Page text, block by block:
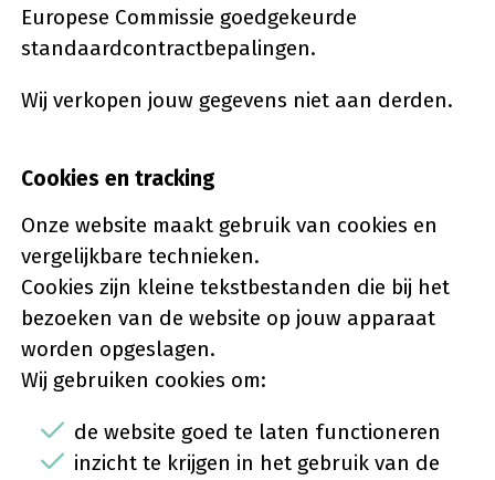
Europese Commissie goedgekeurde
standaardcontractbepalingen.
Wij verkopen jouw gegevens niet aan derden.
Cookies en tracking
Onze website maakt gebruik van cookies en
vergelijkbare technieken.
Cookies zijn kleine tekstbestanden die bij het
bezoeken van de website op jouw apparaat
worden opgeslagen.
Wij gebruiken cookies om:
de website goed te laten functioneren
inzicht te krijgen in het gebruik van de